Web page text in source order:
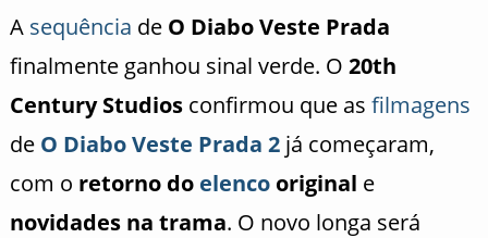
A sequência de O Diabo Veste Prada
finalmente ganhou sinal verde. O 20th
Century Studiosconfirmou que as filmagens
de O Diabo Veste Prada 2já começaram,
com o retorno do elencooriginal e
novidades na trama. O novo longa será